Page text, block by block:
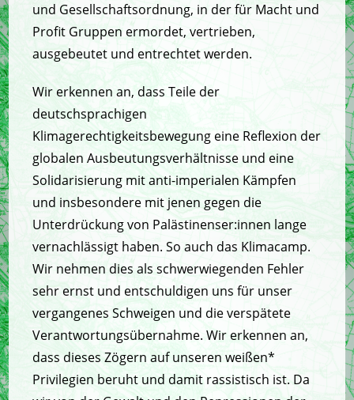
und Gesellschaftsordnung, in der für Macht und
Profit Gruppen ermordet, vertrieben,
ausgebeutet und entrechtet werden.
Wir erkennen an, dass Teile der
deutschsprachigen
Klimagerechtigkeitsbewegung eine Reflexion der
globalen Ausbeutungsverhältnisse und eine
Solidarisierung mit anti-imperialen Kämpfen
und insbesondere mit jenen gegen die
Unterdrückung von Palästinenser:innen lange
vernachlässigt haben. So auch das Klimacamp.
Wir nehmen dies als schwerwiegenden Fehler
sehr ernst und entschuldigen uns für unser
vergangenes Schweigen und die verspätete
Verantwortungsübernahme. Wir erkennen an,
dass dieses Zögern auf unseren weißen*
Privilegien beruht und damit rassistisch ist. Da